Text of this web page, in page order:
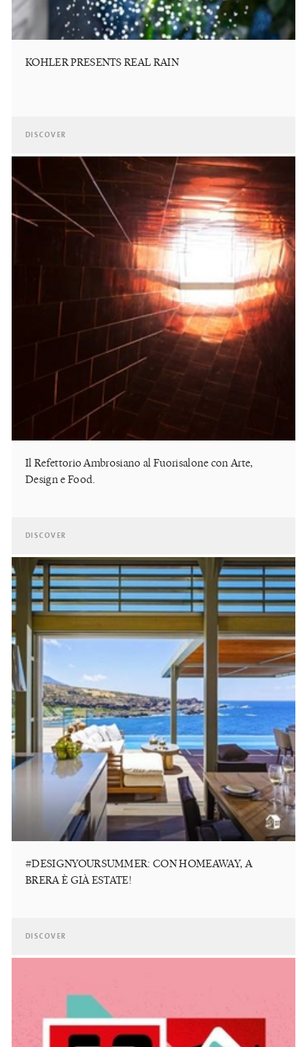
KOHLER PRESENTS REAL RAIN
DISCOVER
Il Refettorio Ambrosiano al Fuorisalone con Arte,
Design e Food.
DISCOVER
#DESIGNYOURSUMMER: CON HOMEAWAY, A
BRERA È GIÀ ESTATE!
DISCOVER